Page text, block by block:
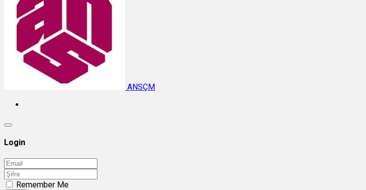
ANSÇM
Login
Remember Me